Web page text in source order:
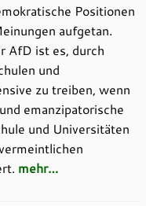
Positionen
aufgetan.
AfD ist es, durch
und
zu treiben, wenn
emanzipatorische
und Universitäten
mehr…